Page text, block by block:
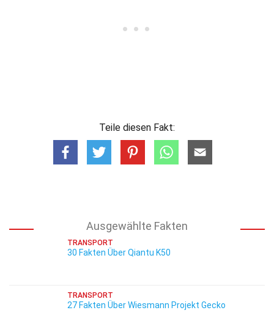
Teile diesen Fakt:
Ausgewählte Fakten
TRANSPORT
30 Fakten Über Qiantu K50
TRANSPORT
27 Fakten Über Wiesmann Projekt Gecko